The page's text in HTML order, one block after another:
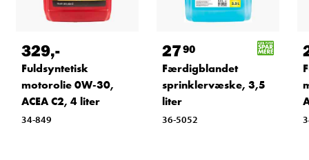
329,-
Fuldsyntetisk
motorolie 0W-30,
ACEA C2, 4 liter
34-849
2790
Færdigblandet
sprinklervæske, 3,5
liter
36-5052